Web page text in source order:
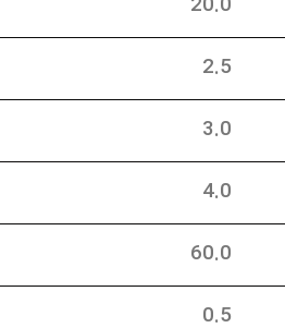
2.5
3.0
4.0
60.0
0.5